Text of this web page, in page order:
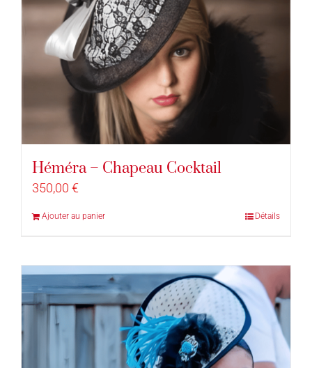
Héméra – Chapeau Cocktail
350,00 €
Ajouter au panier Détails